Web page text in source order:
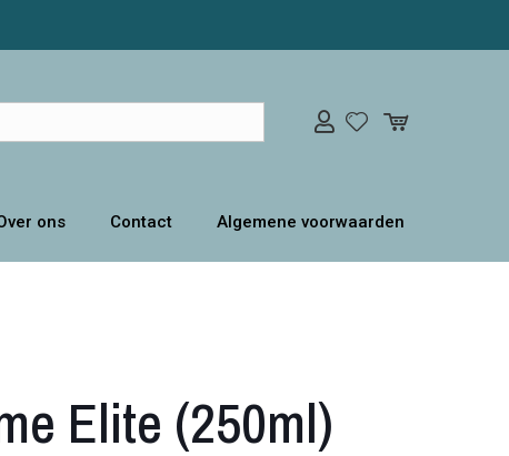
ons Contact Algemene voorwaarden
Elite (250ml)